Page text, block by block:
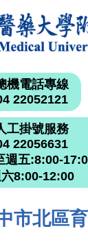
機電話專線
22052121
工掛號服務
22056631
週五:8:00-
8:00-12:00
市北區